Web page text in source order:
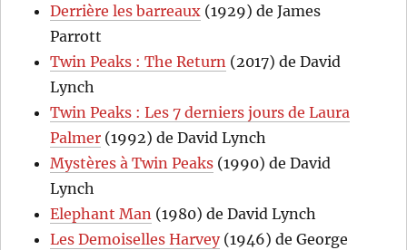
Derrière les barreaux (1929) de James
Parrott
Twin Peaks : The Return (2017) de David
Lynch
Twin Peaks : Les 7 derniers jours de Laura
Palmer (1992) de David Lynch
Mystères à Twin Peaks (1990) de David
Lynch
Elephant Man (1980) de David Lynch
Les Demoiselles Harvey(1946) de George